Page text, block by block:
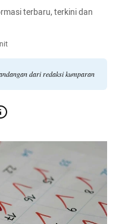
terbaru, terkini dan
dari redaksi kumparan